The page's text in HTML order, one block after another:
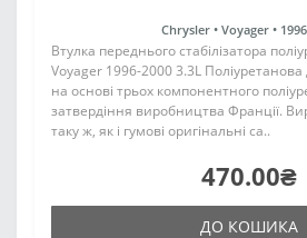
Chrysler • Voyager •
Втулка переднього стабілізатора
Voyager 1996-2000 3.3L
на основі трьох компонентного
затвердіння виробництва Франції.
таку ж, як і гумові оригінальні са..
470.00₴
ДО КОШИКА